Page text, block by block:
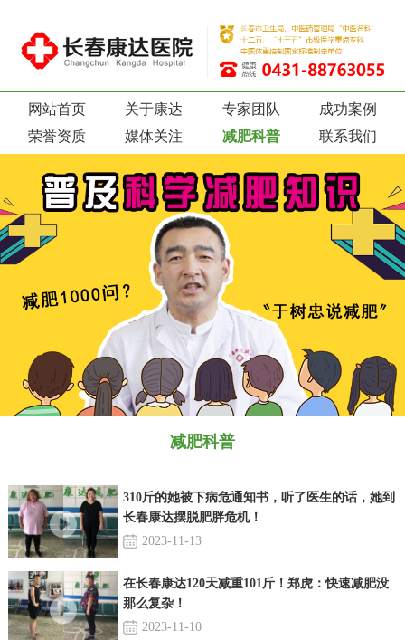
网站首页 关于康达 专家团队
成功案例
荣誉资质
媒体关注 减肥科普 联系我们
减肥科普
310斤的她被下病危通知书，听了医生的话，她到
长春康达摆脱肥胖危机！
2023-11-13
在长春康达120天减重101斤！郑虎：快速减肥没
那么复杂！
2023-11-10